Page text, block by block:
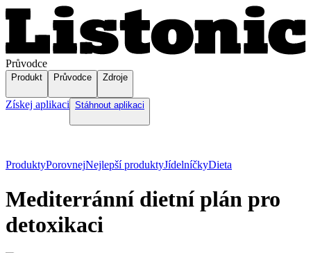
Průvodce
Produkt Průvodce Zdroje
Získej aplikaci Stáhnout aplikaci
ProduktyPorovnejNejlepší produktyJídelníčkyDieta
Mediterránní dietní plán pro
detoxikaci